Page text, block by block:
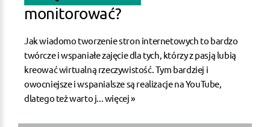
monitorować?
Jak wiadomo tworzenie stron internetowych to bardzo
twórcze i wspaniałe zajęcie dla tych, którzy z pasją lubią
kreować wirtualną rzeczywistość. Tym bardziej i
owocniejsze i wspanialsze są realizacje na YouTube,
dlatego też warto j... więcej »